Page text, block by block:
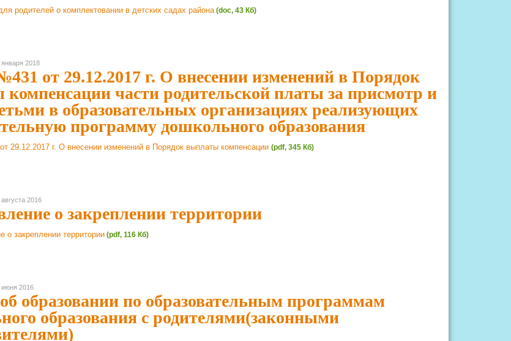
родителей о комплектовании в детских садах района (doc, 43 Кб)
2018
от 29.12.2017 г. О внесении изменений в Порядок
части родительской платы за присмотр и
в образовательных организациях реализующих
программу дошкольного образования
29.12.2017 г. О внесении изменений в Порядок выплаты компенсации(pdf, 345 Кб)
2016
о закреплении территории
о закреплении территории (pdf, 116 Кб)
2016
образовании по образовательным программам
образования с родителями(законными